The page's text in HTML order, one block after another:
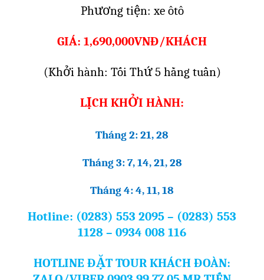
Phương tiện: xe ôtô
GIÁ: 1,690,000VNĐ/KHÁCH
(Khởi hành: Tối Thứ 5 hằng tuần)
LỊCH KHỞI HÀNH:
Tháng 2: 21, 28
Tháng 3:7, 14, 21, 28
Tháng 4: 4, 11, 18
Hotline: (0283) 553 2095 – (0283) 553
1128 – 0934 008 116
HOTLINE ĐẶT TOUR KHÁCH ĐOÀN: